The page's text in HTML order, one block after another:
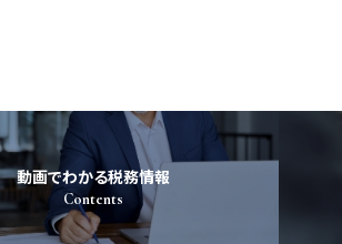
動画でわかる税務情報
Contents